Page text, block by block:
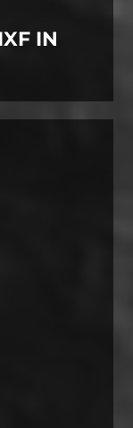
IN